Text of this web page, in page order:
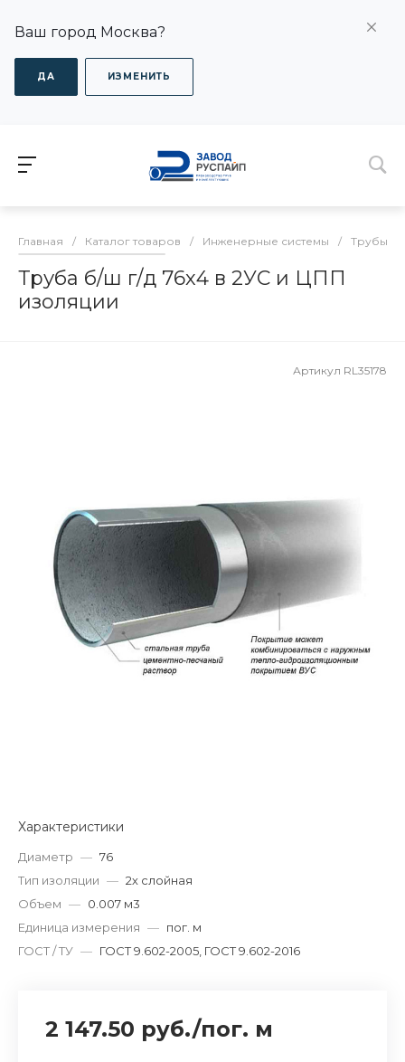
Ваш город Москва?
ДА ИЗМЕНИТЬ
Главная / Каталог товаров / Инженерные системы / Трубы в
Труба б/ш г/д 76х4 в 2УС и ЦПП
изоляции
Артикул RL35178
Характеристики
Диаметр — 76
Тип изоляции — 2х слойная
Объем — 0.007 м3
Единица измерения — пог. м
ГОСТ / ТУ — ГОСТ 9.602-2005, ГОСТ 9.602-2016
2 147.50 руб./пог. м